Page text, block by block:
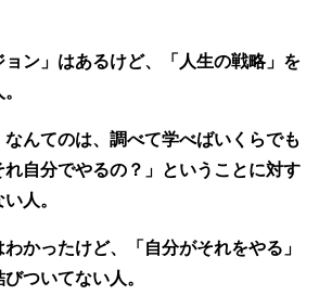
ョン」はあるけど、「人生の戦略」を
なんてのは、調べて学べばいくらでも
自分でやるの？」ということに対す
人。
わかったけど、「自分がそれをやる」
ついてない人。